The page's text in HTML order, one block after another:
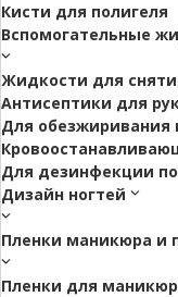
Кисти для полигеля
Вспомогательные
Жидкости для
Антисептики для
Для обезжиривания
Для дезинфекции
Дизайн ногтей
Пленки маникюра и
Пленки для